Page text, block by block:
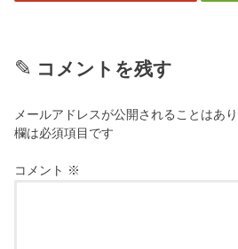
コメントを残す
メールアドレスが公開されることはあり
欄は必須項目です
コメント ※